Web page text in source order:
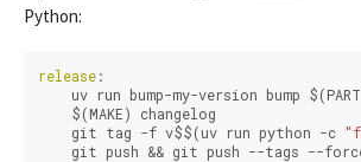
Python:
release:
uv run bump-my-version bump
$(MAKE)
changelog
git tag -f v$$(uv run python -c
git push && git push --tags --